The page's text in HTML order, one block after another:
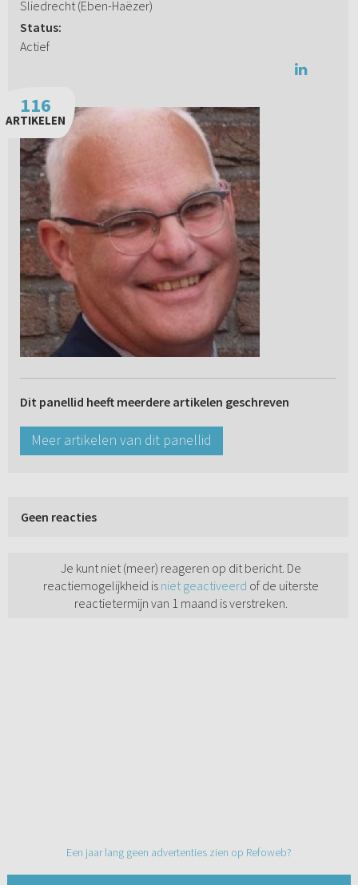
Sliedrecht (Eben-Haëzer)
Status:
Actief
116
ARTIKELEN
Dit panellid heeft meerdere artikelen geschreven
Meer artikelen van dit panellid
Geen reacties
Je kunt niet (meer) reageren op dit bericht. De
reactiemogelijkheid is niet geactiveerd of de uiterste
reactietermijn van 1 maand is verstreken.
Een jaar lang geen advertenties zien op Refoweb?